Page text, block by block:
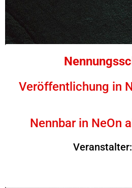
Veröffentlichung in
Nennbar in NeOn